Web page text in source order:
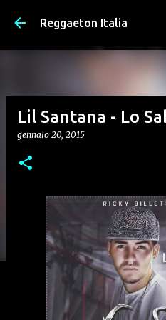
Passa ai
Reggaeton Italia
Lil Santana - Lo
gennaio 20, 2015